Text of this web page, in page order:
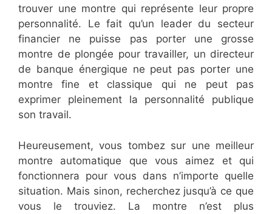
trouver une montre qui représente leur propre
personnalité. Le fait qu’un leader du secteur
financier ne puisse pas porter une grosse
montre de plongée pour travailler, un directeur
de banque énergique ne peut pas porter une
montre fine et classique qui ne peut pas
exprimer pleinement la personnalité publique
son travail.
Heureusement, vous tombez sur une meilleur
montre automatique que vous aimez et qui
fonctionnera pour vous dans n’importe quelle
situation. Mais sinon, recherchez jusqu’à ce que
vous le trouviez. La montre n’est plus